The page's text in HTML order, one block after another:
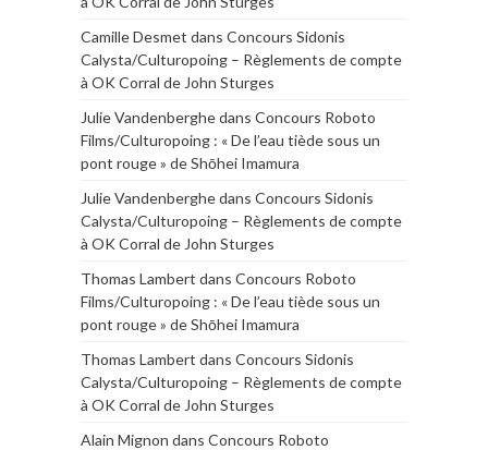
Camille Desmet dans Concours Sidonis
Calysta/Culturopoing – Règlements de compte
à OK Corral de John Sturges
Julie Vandenberghedans Concours Roboto
Films/Culturopoing : « De l’eau tiède sous un
pont rouge » de Shōhei Imamura
Julie Vandenberghedans Concours Sidonis
Calysta/Culturopoing – Règlements de compte
à OK Corral de John Sturges
Thomas Lambert dans Concours Roboto
Films/Culturopoing : « De l’eau tiède sous un
pont rouge » de Shōhei Imamura
Thomas Lambert dans Concours Sidonis
Calysta/Culturopoing – Règlements de compte
à OK Corral de John Sturges
Alain Mignon dans Concours Roboto